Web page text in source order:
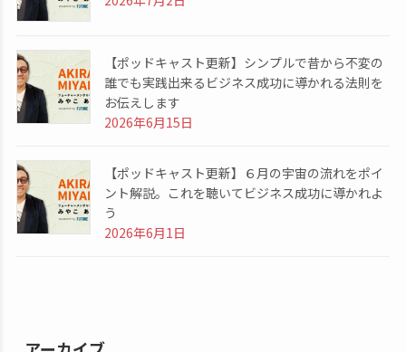
【ポッドキャスト更新】シンプルで昔から不変の
誰でも実践出来るビジネス成功に導かれる法則を
お伝えします
2026年6月15日
【ポッドキャスト更新】６月の宇宙の流れをポイ
ント解説。これを聴いてビジネス成功に導かれよ
う
2026年6月1日